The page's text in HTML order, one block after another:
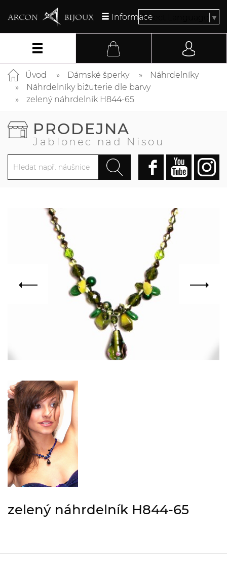
InformaceSelect Language ▼
Úvod Dámské šperky
Náhrdelníky
Náhrdelníky bižuterie dle barvy
zelený náhrdelník H844-65
PRODEJNA
Jablonec nad Nisou
zelený náhrdelník H844-65